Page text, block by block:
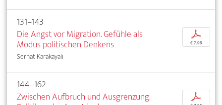
131–143
Die Angst vor Migration. Gefühle als
Modus politischen Denkens
Serhat Karakayalı
p
€ 7,95
144–162
Zwischen Aufbruch und Ausgrenzung.
p